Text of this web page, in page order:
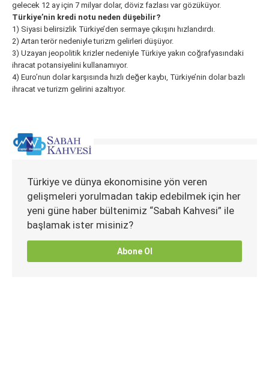
gelecek 12 ay için 7 milyar dolar, döviz fazlası var gözüküyor.
Türkiye’nin kredi notu neden düşebilir?
1) Siyasi belirsizlik Türkiye’den sermaye çıkışını hızlandırdı.
2) Artan terör nedeniyle turizm gelirleri düşüyor.
3) Uzayan jeopolitik krizler nedeniyle Türkiye yakın coğrafyasındaki
ihracat potansiyelini kullanamıyor.
4) Euro’nun dolar karşısında hızlı değer kaybı, Türkiye’nin dolar bazlı
ihracat ve turizm gelirini azaltıyor.
Türkiye ve dünya ekonomisine yön veren
gelişmeleri yorulmadan takip edebilmek için her
yeni güne haber bültenimiz “Sabah Kahvesi” ile
başlamak ister misiniz?
Abone Ol